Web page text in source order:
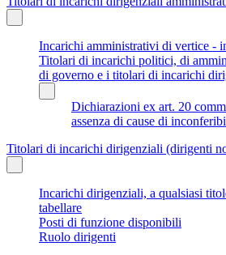
Incarichi amministrativi di vertice -
Titolari di incarichi politici, di
di governo e i titolari di incarichi
Dichiarazioni ex art. 20
assenza di cause di
Titolari di incarichi dirigenziali (dirigenti
Incarichi dirigenziali, a qualsiasi
tabellare
Posti di funzione disponibili
Ruolo dirigenti